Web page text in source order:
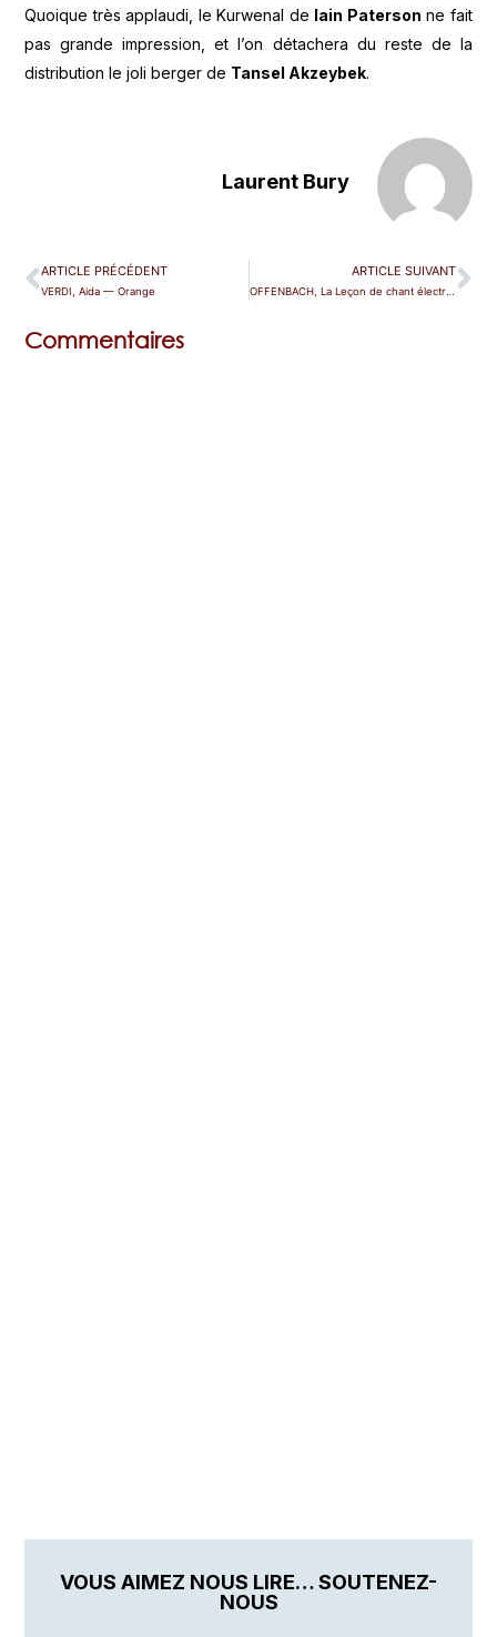
Quoique très applaudi, le Kurwenal de Iain Paterson ne fait
pas grande impression, et l’on détachera du reste de la
distribution le joli berger de Tansel Akzeybek.
Laurent Bury
ARTICLE PRÉCÉDENT
VERDI, Aida — Orange
ARTICLE SUIVANT
OFFENBACH, La Leçon de chant électro-magnétique|Les Trois baisers du Diable — Etretat
Commentaires
VOUS AIMEZ NOUS LIRE… SOUTENEZ-
NOUS